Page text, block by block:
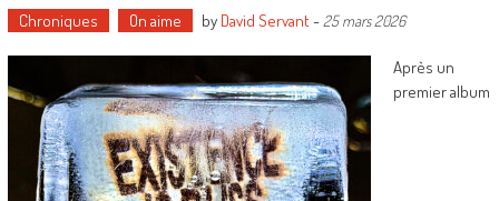
Chroniques On aime by David Servant- 25 mars 2026
Après un
premier album